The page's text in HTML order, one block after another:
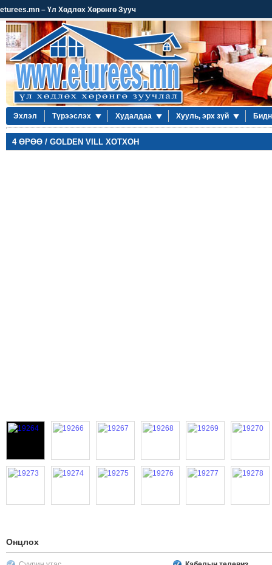
eturees.mn – Үл Хөдлөх Хөрөнгө Зууч
Эхлэл Түрээслэх Худалдаа Хууль, эрх зүй
4 ӨРӨӨ / GOLDEN VILL ХОТХОН
Онцлох